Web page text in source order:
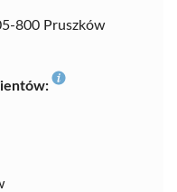
800 Pruszków